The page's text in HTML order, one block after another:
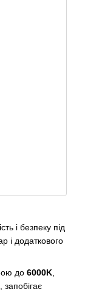
і безпеку під
і додаткового
до 6000K,